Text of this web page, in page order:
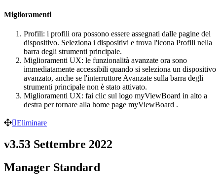
Miglioramenti
Profili: i profili ora possono essere assegnati dalle pagine del
dispositivo. Seleziona i dispositivi e trova l'icona Profili nella
barra degli strumenti principale.
Miglioramenti UX: le funzionalità avanzate ora sono
immediatamente accessibili quando si seleziona un dispositivo
avanzato, anche se l'interruttore Avanzate sulla barra degli
strumenti principale non è stato attivato.
Miglioramenti UX: fai clic sul logo myViewBoard in alto a
destra per tornare alla home page myViewBoard .
Eliminare
v3.53 Settembre 2022
Manager Standard